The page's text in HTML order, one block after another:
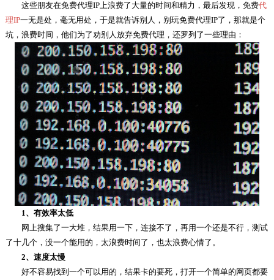
这些朋友在免费代理IP上浪费了大量的时间和精力，最后发现，免费代
理IP一无是处，毫无用处，于是就告诉别人，别玩免费代理IP了，那就是个
坑，浪费时间，他们为了劝别人放弃免费代理，还罗列了一些理由：
1、有效率太低
网上搜集了一大堆，结果用一下，连接不了，再用一个还是不行，测试
了十几个，没一个能用的，太浪费时间了，也太浪费心情了。
2、速度太慢
好不容易找到一个可以用的，结果卡的要死，打开一个简单的网页都要